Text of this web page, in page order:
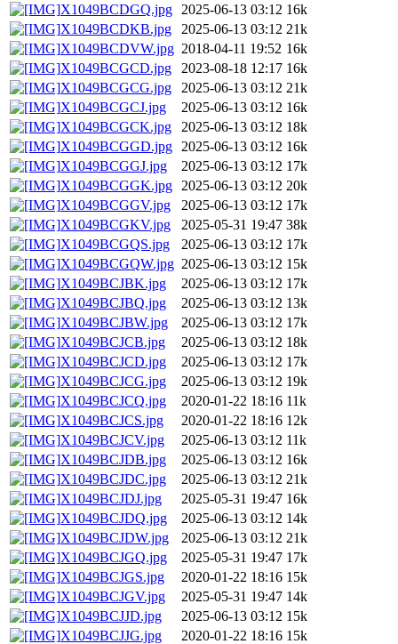
X1049BCDGQ.jpg
2025-06-13 03:12 16k
X1049BCDKB.jpg
2025-06-13 03:12 21k
X1049BCDVW.jpg 2018-04-11 19:52 16k
X1049BCGCD.jpg
2023-08-18 12:17 16k
X1049BCGCG.jpg
2025-06-13 03:12 21k
X1049BCGCJ.jpg
2025-06-13 03:12 16k
X1049BCGCK.jpg
2025-06-13 03:12 18k
X1049BCGGD.jpg
2025-06-13 03:12 16k
X1049BCGGJ.jpg
2025-06-13 03:12 17k
X1049BCGGK.jpg
2025-06-13 03:12 20k
X1049BCGGV.jpg
2025-06-13 03:12 17k
X1049BCGKV.jpg
2025-05-31 19:47 38k
X1049BCGQS.jpg
2025-06-13 03:12 17k
X1049BCGQW.jpg 2025-06-13 03:12 15k
X1049BCJBK.jpg
2025-06-13 03:12 17k
X1049BCJBQ.jpg
2025-06-13 03:12 13k
X1049BCJBW.jpg
2025-06-13 03:12 17k
X1049BCJCB.jpg
2025-06-13 03:12 18k
X1049BCJCD.jpg
2025-06-13 03:12 17k
X1049BCJCG.jpg
2025-06-13 03:12 19k
X1049BCJCQ.jpg
2020-01-22 18:16 11k
X1049BCJCS.jpg
2020-01-22 18:16 12k
X1049BCJCV.jpg
2025-06-13 03:12 11k
X1049BCJDB.jpg
2025-06-13 03:12 16k
X1049BCJDC.jpg
2025-06-13 03:12 21k
X1049BCJDJ.jpg
2025-05-31 19:47 16k
X1049BCJDQ.jpg
2025-06-13 03:12 14k
X1049BCJDW.jpg
2025-06-13 03:12 21k
X1049BCJGQ.jpg
2025-05-31 19:47 17k
X1049BCJGS.jpg
2020-01-22 18:16 15k
X1049BCJGV.jpg
2025-05-31 19:47 14k
X1049BCJJD.jpg
2025-06-13 03:12 15k
X1049BCJJG.jpg
2020-01-22 18:16 15k